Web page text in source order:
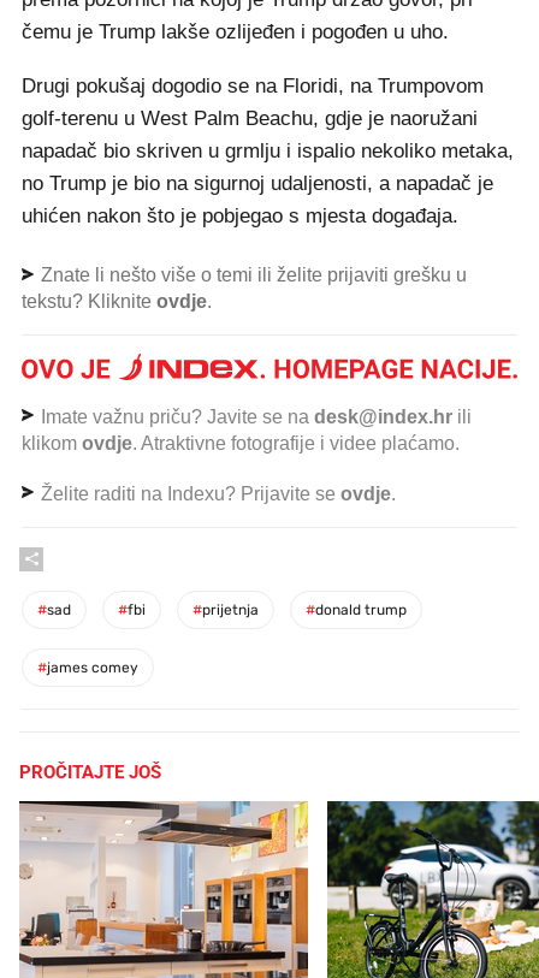
čemu je Trump lakše ozlijeđen i pogođen u uho.
Drugi pokušaj dogodio se na Floridi, na Trumpovom
golf-terenu u West Palm Beachu, gdje je naoružani
napadač bio skriven u grmlju i ispalio nekoliko metaka,
no Trump je bio na sigurnoj udaljenosti, a napadač je
uhićen nakon što je pobjegao s mjesta događaja.
Znate li nešto više o temi ili želite prijaviti grešku u
tekstu? Kliknite ovdje.
Imate važnu priču? Javite se na desk@index.hr ili
klikom ovdje. Atraktivne fotografije i videe plaćamo.
Želite raditi na Indexu? Prijavite se ovdje.
#sad #fbi #prijetnja #donald trump
#james comey
PROČITAJTE JOŠ